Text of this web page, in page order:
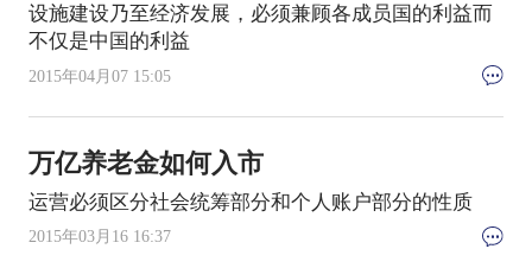
设施建设乃至经济发展，必须兼顾各成员国的利益而
不仅是中国的利益
2015年04月07 15:05
万亿养老金如何入市
运营必须区分社会统筹部分和个人账户部分的性质
2015年03月16 16:37